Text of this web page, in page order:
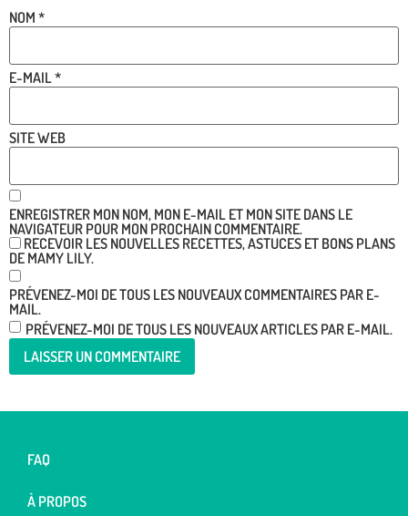
NOM *
E-MAIL*
SITE WEB
ENREGISTRER MON NOM, MON E-MAIL ET MON SITE DANS LE
NAVIGATEUR POUR MON PROCHAIN COMMENTAIRE.
RECEVOIR LES NOUVELLES RECETTES, ASTUCES ET BONS PLANS
DE MAMY LILY.
PRÉVENEZ-MOI DE TOUS LES NOUVEAUX COMMENTAIRES PAR E-
MAIL.
PRÉVENEZ-MOI DE TOUS LES NOUVEAUX ARTICLES PAR E-MAIL.
FAQ
À PROPOS